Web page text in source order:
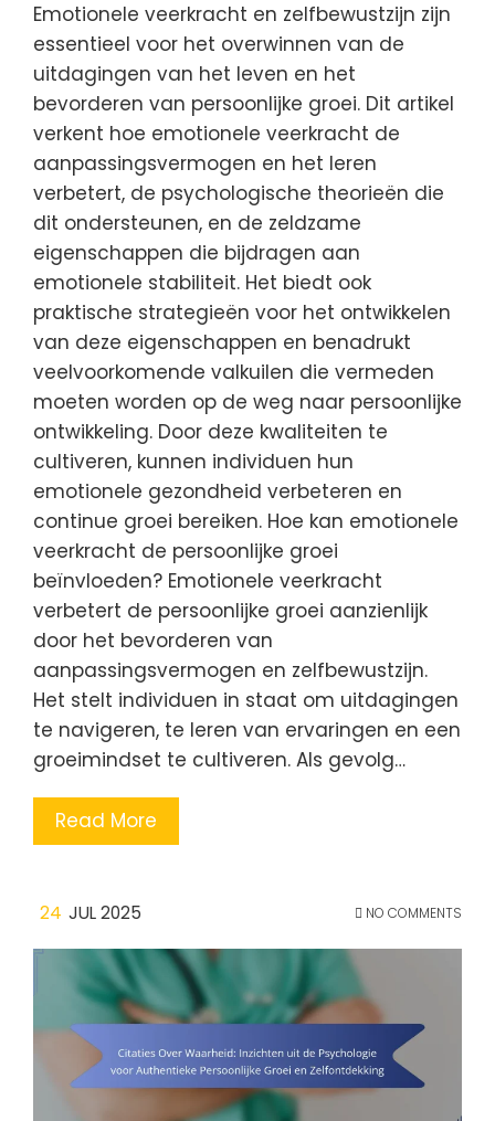
Emotionele veerkracht en zelfbewustzijn zijn
essentieel voor het overwinnen van de
uitdagingen van het leven en het
bevorderen van persoonlijke groei. Dit artikel
verkent hoe emotionele veerkracht de
aanpassingsvermogen en het leren
verbetert, de psychologische theorieën die
dit ondersteunen, en de zeldzame
eigenschappen die bijdragen aan
emotionele stabiliteit. Het biedt ook
praktische strategieën voor het ontwikkelen
van deze eigenschappen en benadrukt
veelvoorkomende valkuilen die vermeden
moeten worden op de weg naar persoonlijke
ontwikkeling. Door deze kwaliteiten te
cultiveren, kunnen individuen hun
emotionele gezondheid verbeteren en
continue groei bereiken. Hoe kan emotionele
veerkracht de persoonlijke groei
beïnvloeden? Emotionele veerkracht
verbetert de persoonlijke groei aanzienlijk
door het bevorderen van
aanpassingsvermogen en zelfbewustzijn.
Het stelt individuen in staat om uitdagingen
te navigeren, te leren van ervaringen en een
groeimindset te cultiveren. Als gevolg…
Read More
24 JUL 2025 NO COMMENTS